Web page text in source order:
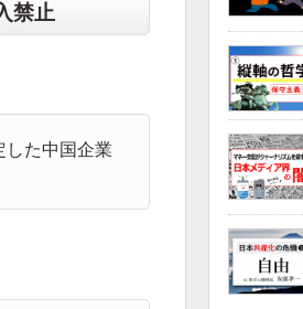
禁止
した中国企業